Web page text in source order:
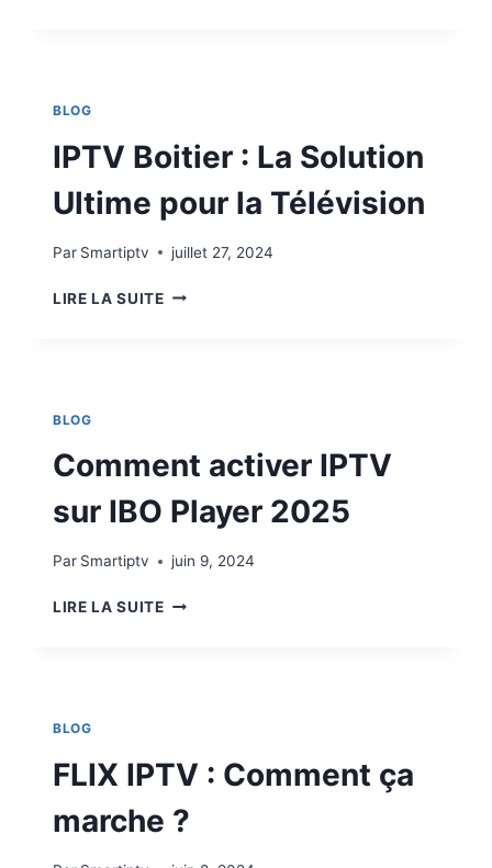
BLOG
IPTV Boitier : La Solution
Ultime pour la Télévision
Par Smartiptv juillet 27, 2024
LIRE LA SUITE
BLOG
Comment activer IPTV
sur IBO Player 2025
Par Smartiptv juin 9, 2024
LIRE LA SUITE
BLOG
FLIX IPTV : Comment ça
marche ?